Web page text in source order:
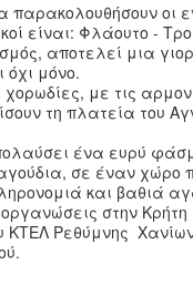
οι
είναι: Φλάουτο -
αποτελεί μια
όχι μόνο.
χορωδίες, με τις
τη πλατεία του
ένα ευρύ
σε έναν χώρο
και βαθιά
στην
Ρεθύμνης